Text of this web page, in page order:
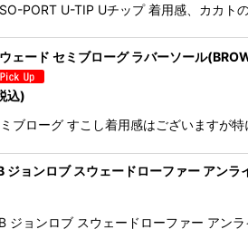
PORT U-TIP Uチップ 着用感、カカ
ェード セミブローグ ラバーソール
込)
ブローグ すこし着用感はございますが
ジョンロブ スウェードローファー アン
ジョンロブ スウェードローファー アン